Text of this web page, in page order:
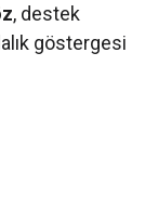
, destek
göstergesi